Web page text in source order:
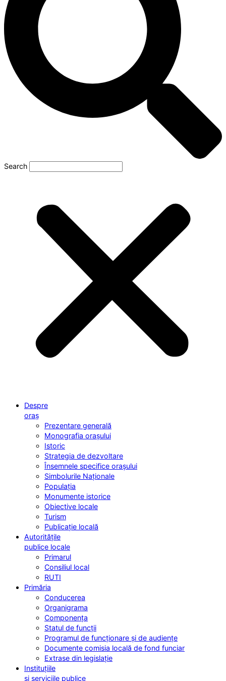
Search
Despre
oraș
Prezentare generală
Monografia orașului
Istoric
Strategia de dezvoltare
Însemnele specifice orașului
Simbolurile Naționale
Populația
Monumente istorice
Obiective locale
Turism
Publicație locală
Autoritățile
publice locale
Primarul
Consiliul local
RUTI
Primăria
Conducerea
Organigrama
Componența
Statul de funcții
Programul de funcționare și de audiențe
Documente comisia locală de fond funciar
Extrase din legislație
Instituțiile
și serviciile publice